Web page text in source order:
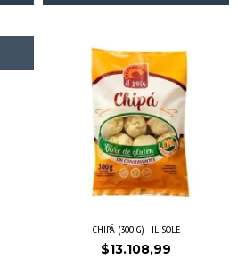
CHIPÁ (300 G) - IL SOLE
$13.108,99